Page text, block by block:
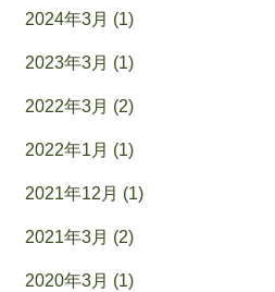
2024年3月 (1)
2023年3月 (1)
2022年3月 (2)
2022年1月 (1)
2021年12月 (1)
2021年3月 (2)
2020年3月 (1)